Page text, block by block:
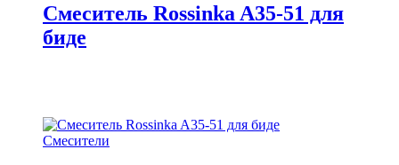
Смеситель Rossinka A35-51 для
биде
Смесители